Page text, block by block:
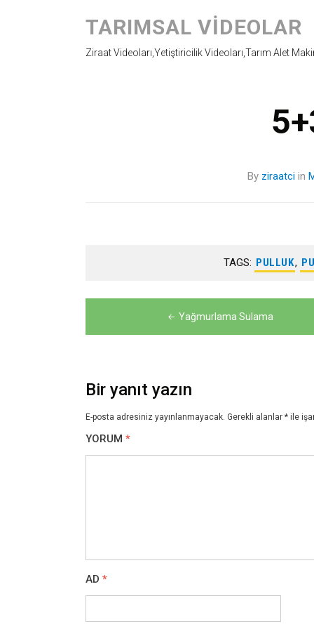
TARIMSAL VIDEOLAR
Ziraat Videoları,Yetiştiricilik Videoları,Tarım Alet
By ziraatciin
TAGS: PULLUK,
gezinmesi
Yağmurlama Sulama
Bir yanıt yazın
E-posta adresiniz yayınlanmayacak. Gerekli alanlar * ile
YORUM *
AD *